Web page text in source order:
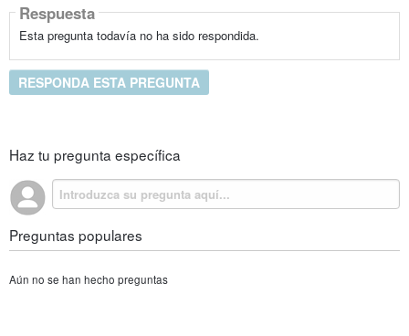
Respuesta
Esta pregunta todavía no ha sido respondida.
RESPONDA ESTA PREGUNTA
Haz tu pregunta específica
Preguntas populares
Aún no se han hecho preguntas